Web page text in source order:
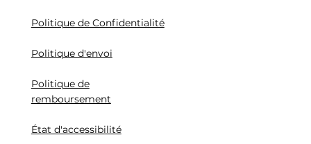
Politique de Confidentialité
Politique d'envoi
Politique de
remboursement
État d'accessibilité